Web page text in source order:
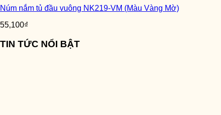
Núm nắm tủ đầu vuông NK219-VM (Màu Vàng Mờ)
55,100₫
TIN TỨC NỔI BẬT